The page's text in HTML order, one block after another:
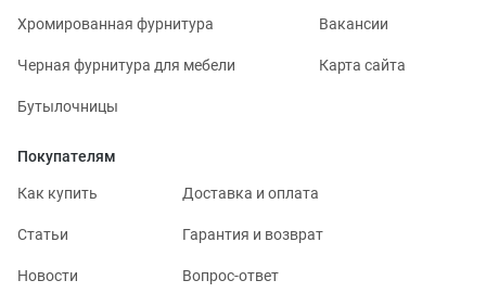
Хромированная фурнитура
Черная фурнитура для мебели
Бутылочницы
Вакансии
Карта сайта
Покупателям
Как купить Доставка и оплата
Статьи Гарантия и возврат
Новости Вопрос-ответ